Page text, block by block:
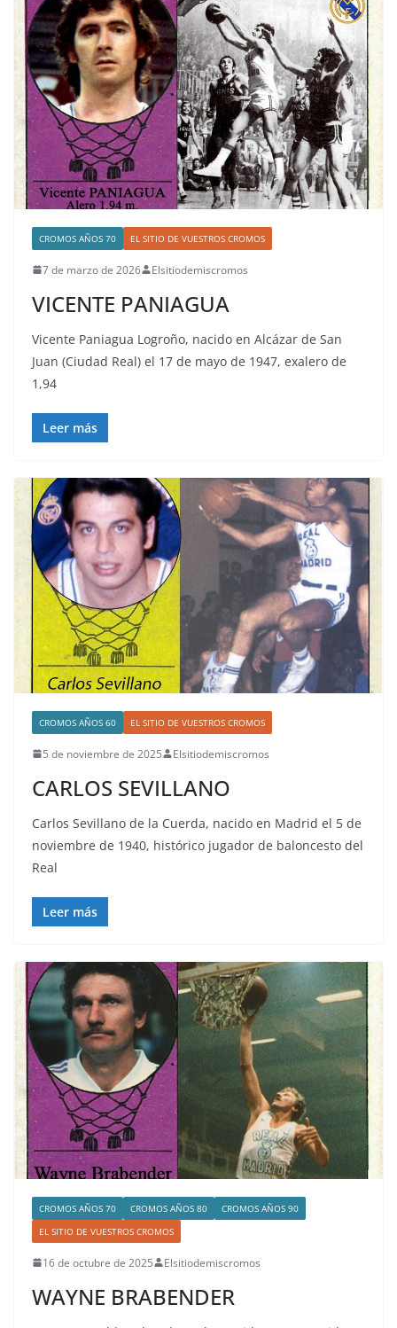
CROMOS AÑOS 70 EL SITIO DE VUESTROS CROMOS
7 de marzo de 2026 Elsitiodemiscromos
VICENTE PANIAGUA
Vicente Paniagua Logroño, nacido en Alcázar de San
Juan (Ciudad Real) el 17 de mayo de 1947, exalero de
1,94
Leer más
CROMOS AÑOS 60 EL SITIO DE VUESTROS CROMOS
5 de noviembre de 2025 Elsitiodemiscromos
CARLOS SEVILLANO
Carlos Sevillano de la Cuerda, nacido en Madrid el 5 de
noviembre de 1940, histórico jugador de baloncesto del
Real
Leer más
CROMOS AÑOS 70 CROMOS AÑOS 80
CROMOS AÑOS 90
EL SITIO DE VUESTROS CROMOS
16 de octubre de 2025 Elsitiodemiscromos
WAYNE BRABENDER